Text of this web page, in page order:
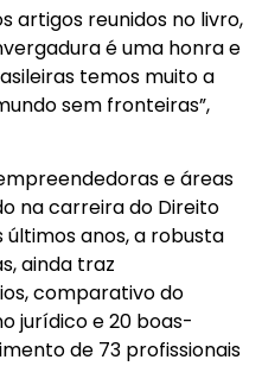
artigos reunidos no livro,
é uma honra e
temos muito a
sem fronteiras”,
e áreas
na carreira do Direito
anos, a robusta
ainda traz
comparativo do
jurídico e 20 boas-
de 73 profissionais